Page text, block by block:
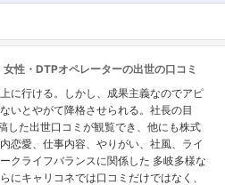
性・DTPオペレーターの出世の口コミ
に行ける。しかし、成果主義なのでアピ
いとやがて降格させられる。社長の目
した出世口コミが観覧でき、他にも株式
恋愛、仕事内容、やりがい、社風、ライ
クライフバランスに関係した 多岐多様な
にキャリコネでは口コミだけではなく、